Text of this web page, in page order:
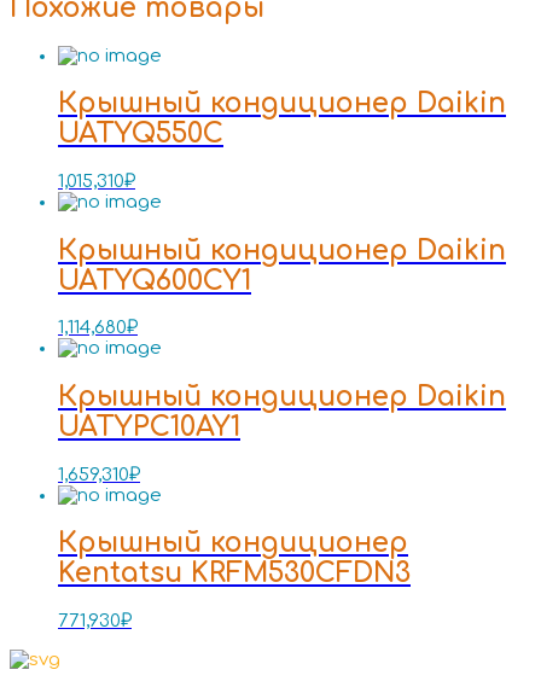
Похожие товары
Крышный кондиционер Daikin
UATYQ550C
1,015,310₽
Крышный кондиционер Daikin
UATYQ600CY1
1,114,680₽
Крышный кондиционер Daikin
UATYPC10AY1
1,659,310₽
Крышный кондиционер
Kentatsu KRFM530CFDN3
771,930₽